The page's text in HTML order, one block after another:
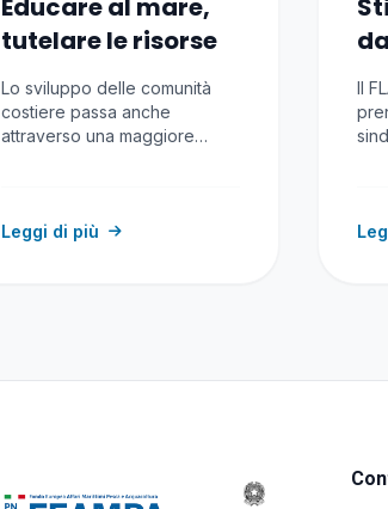
Educare al mare,
tutelare le risorse
Lo sviluppo delle comunità
costiere passa anche
attraverso una maggiore
Leggi di più
5
Il